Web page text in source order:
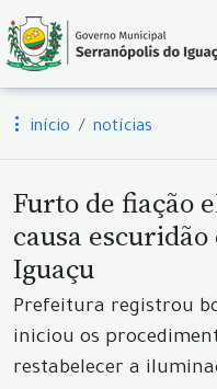
início notícias
Furto de fiação
causa
Iguaçu
Prefeitura registrou
iniciou os
restabelecer a